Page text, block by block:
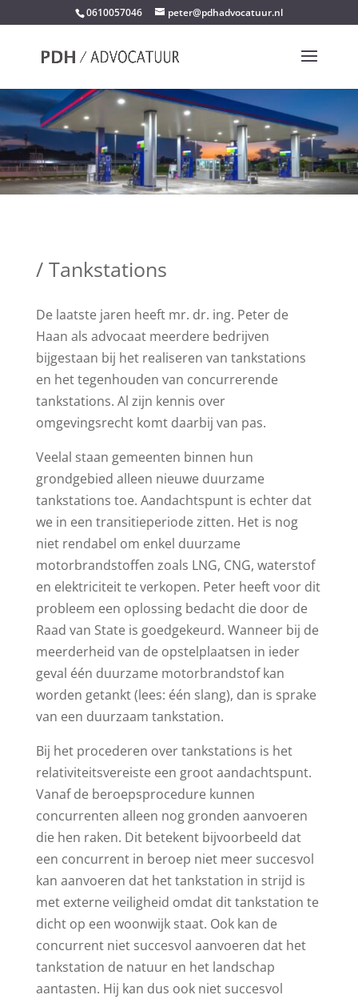
0610057046 peter@pdhadvocatuur.nl
/ Tankstations
De laatste jaren heeft mr. dr. ing. Peter de
Haan als advocaat meerdere bedrijven
bijgestaan bij het realiseren van tankstations
en het tegenhouden van concurrerende
tankstations. Al zijn kennis over
omgevingsrecht komt daarbij van pas.
Veelal staan gemeenten binnen hun
grondgebied alleen nieuwe duurzame
tankstations toe. Aandachtspunt is echter dat
we in een transitieperiode zitten. Het is nog
niet rendabel om enkel duurzame
motorbrandstoffen zoals LNG, CNG, waterstof
en elektriciteit te verkopen. Peter heeft voor dit
probleem een oplossing bedacht die door de
Raad van State is goedgekeurd. Wanneer bij de
meerderheid van de opstelplaatsen in ieder
geval één duurzame motorbrandstof kan
worden getankt (lees: één slang), dan is sprake
van een duurzaam tankstation.
Bij het procederen over tankstations is het
relativiteitsvereiste een groot aandachtspunt.
Vanaf de beroepsprocedure kunnen
concurrenten alleen nog gronden aanvoeren
die hen raken. Dit betekent bijvoorbeeld dat
een concurrent in beroep niet meer succesvol
kan aanvoeren dat het tankstation in strijd is
met externe veiligheid omdat dit tankstation te
dicht op een woonwijk staat. Ook kan de
concurrent niet succesvol aanvoeren dat het
tankstation de natuur en het landschap
aantasten. Hij kan dus ook niet succesvol